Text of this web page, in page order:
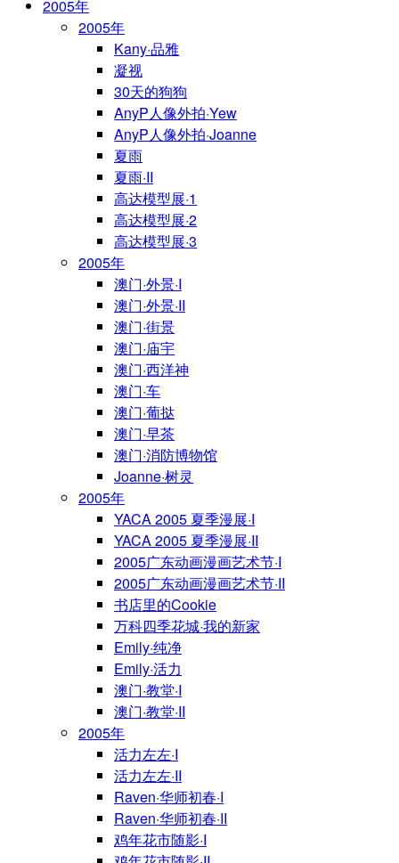
2005年
2005年
Kany·品雅
凝视
30天的狗狗
AnyP人像外拍·Yew
AnyP人像外拍·Joanne
夏雨
夏雨·II
高达模型展·1
高达模型展·2
高达模型展·3
2005年
澳门·外景·I
澳门·外景·II
澳门·街景
澳门·庙宇
澳门·西洋神
澳门·车
澳门·葡挞
澳门·早茶
澳门·消防博物馆
Joanne·树灵
2005年
YACA 2005 夏季漫展·I
YACA 2005 夏季漫展·II
2005广东动画漫画艺术节·I
2005广东动画漫画艺术节·II
书店里的Cookie
万科四季花城·我的新家
Emily·纯净
Emily·活力
澳门·教堂·I
澳门·教堂·II
2005年
活力左左·I
活力左左·II
Raven·华师初春·I
Raven·华师初春·II
鸡年花市随影·I